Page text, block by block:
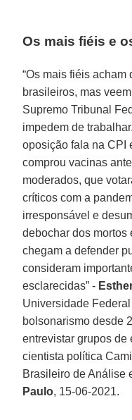
Os mais fiéis e
“Os mais fiéis
brasileiros, mas
Supremo Tribunal
impedem de
oposição fala na CPI
comprou vacinas
moderados, que
críticos com a
irresponsável e
debochar dos mortos
chegam a defender
consideram
esclarecidas” -
Universidade
bolsonarismo desde
entrevistar grupos de
cientista política
Brasileiro de Análise
Paulo, 15-06-2021.